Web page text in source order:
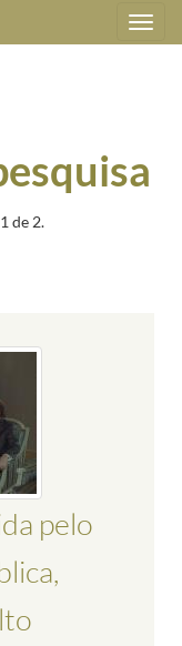
Toggle
navigation
de 2.
pelo